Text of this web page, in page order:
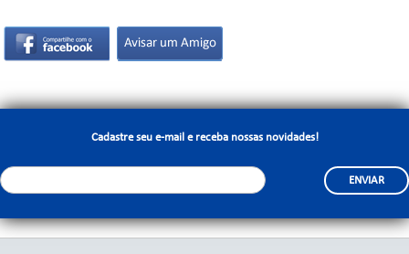
Cadastre seu e-mail e receba nossas novidades!
ENVIAR